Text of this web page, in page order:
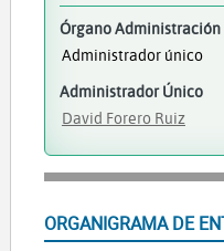
Órgano Administración
Administrador único
Administrador Único
David Forero Ruiz
ORGANIGRAMA DE